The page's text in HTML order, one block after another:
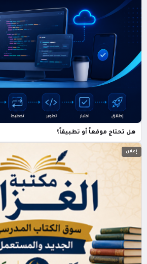
هل تحتاج موقعاً أو تطبيقاً؟
إعلان